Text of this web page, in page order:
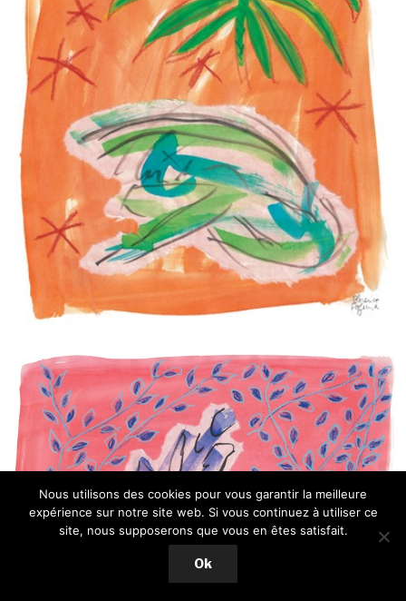
ETOILÉES
Nous utilisons des cookies pour vous garantir la meilleure
expérience sur notre site web. Si vous continuez à utiliser ce
site, nous supposerons que vous en êtes satisfait.
Ok